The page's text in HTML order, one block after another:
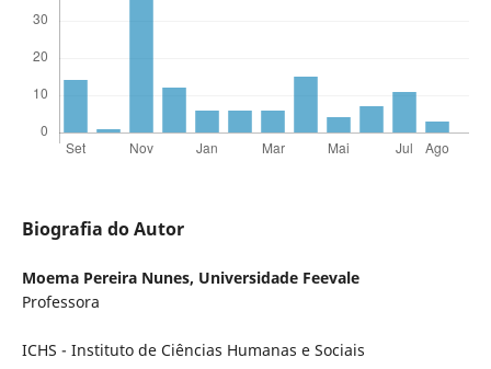
Biografia do Autor
Moema Pereira Nunes, Universidade Feevale
Professora
ICHS - Instituto de Ciências Humanas e Sociais